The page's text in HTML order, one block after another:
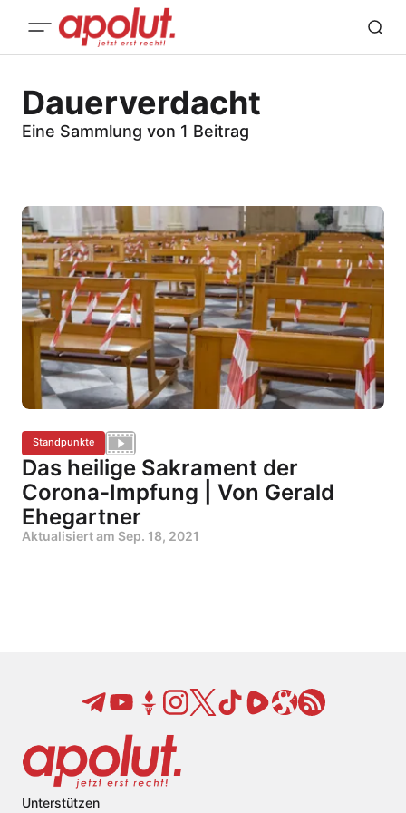
Dauerverdacht
Eine Sammlung von 1 Beitrag
Standpunkte
Das heilige Sakrament der
Corona-Impfung | Von Gerald
Ehegartner
Aktualisiert am Sep. 18, 2021
Unterstützen